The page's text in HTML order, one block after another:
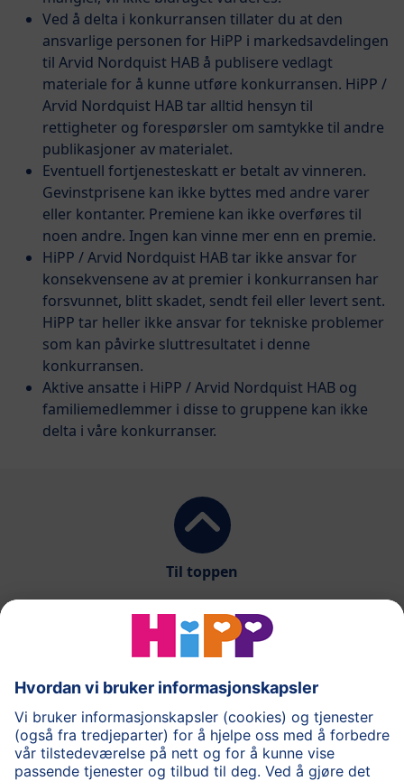
Ved å delta i konkurransen tillater du at den
ansvarlige personen for HiPP i markedsavdelingen
til Arvid Nordquist HAB å publisere vedlagt
materiale for å kunne utføre konkurransen. HiPP /
Arvid Nordquist HAB tar alltid hensyn til
rettigheter og forespørsler om samtykke til andre
publikasjoner av materialet.
Eventuell fortjenesteskatt er betalt av vinneren.
Gevinstprisene kan ikke byttes med andre varer
eller kontanter. Premiene kan ikke overføres til
noen andre. Ingen kan vinne mer enn en premie.
HiPP / Arvid Nordquist HAB tar ikke ansvar for
konsekvensene av at premier i konkurransen har
forsvunnet, blitt skadet, sendt feil eller levert sent.
HiPP tar heller ikke ansvar for tekniske problemer
som kan påvirke sluttresultatet i denne
konkurransen.
Aktive ansatte i HiPP / Arvid Nordquist HAB og
familiemedlemmer i disse to gruppene kan ikke
delta i våre konkurranser.
Til toppen
COMBIOTIK Barnemat
Spørsmål og svar
Om HiPP
Kontakt oss